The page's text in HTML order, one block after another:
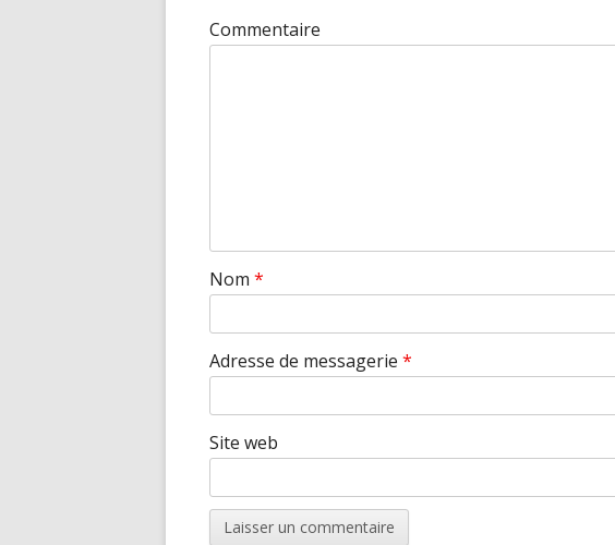
Commentaire
Nom *
Adresse de messagerie *
Site web